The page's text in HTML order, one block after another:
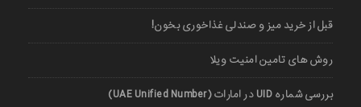
قبل از خرید میز و صندلی غذاخوری بخون!
روش های تامین امنیت ویلا
بررسی شماره UID در امارات (UAE Unified Number)